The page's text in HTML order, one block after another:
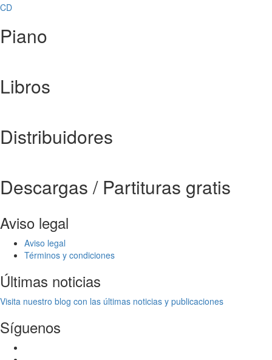
CD
Piano
Libros
Distribuidores
Descargas / Partituras gratis
Aviso legal
Aviso legal
Términos y condiciones
Últimas noticias
Visita nuestro blog con las últimas noticias y publicaciones
Síguenos